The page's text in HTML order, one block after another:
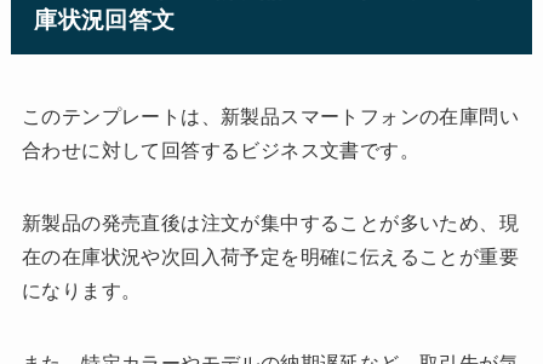
庫状況回答文
このテンプレートは、新製品スマートフォンの在庫問い
合わせに対して回答するビジネス文書です。
新製品の発売直後は注文が集中することが多いため、現
在の在庫状況や次回入荷予定を明確に伝えることが重要
になります。